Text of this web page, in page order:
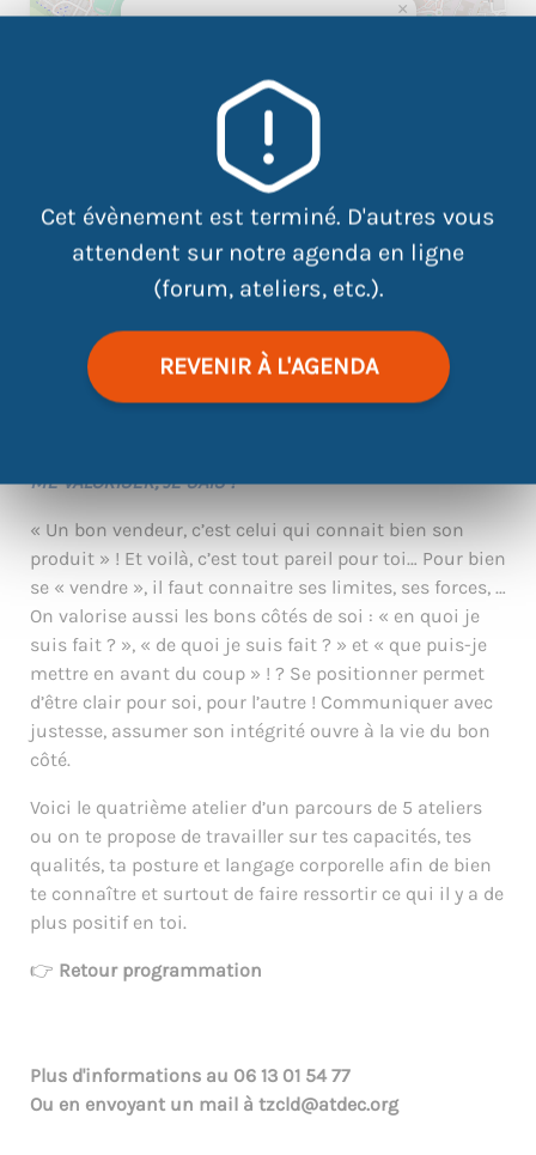
Cet évènement est terminé. D'autres vous
attendent sur notre agenda en ligne
(forum, ateliers, etc.).
REVENIR À L'AGENDA
×
Leaflet |© OpenStreetMap contributors
ME VALORISER, JE SAIS !
« Un bon vendeur, c’est celui qui connait bien son
produit » ! Et voilà, c’est tout pareil pour toi… Pour bien
se « vendre », il faut connaitre ses limites, ses forces, …
On valorise aussi les bons côtés de soi : « en quoi je
suis fait ? », « de quoi je suis fait ? » et « que puis-je
mettre en avant du coup » ! ? Se positionner permet
d’être clair pour soi, pour l’autre ! Communiquer avec
justesse, assumer son intégrité ouvre à la vie du bon
côté.
Voici le quatrième atelier d’un parcours de 5 ateliers
ou on te propose de travailler sur tes capacités, tes
qualités, ta posture et langage corporelle afin de bien
te connaître et surtout de faire ressortir ce qui il y a de
plus positif en toi.
👉 Retour programmation
Plus d'informations au 06 13 01 54 77
Ou en envoyant un mail à tzcld@atdec.org